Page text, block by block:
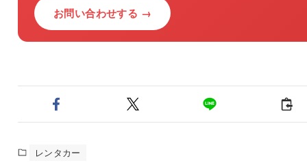
お問い合わせする →
レンタカー